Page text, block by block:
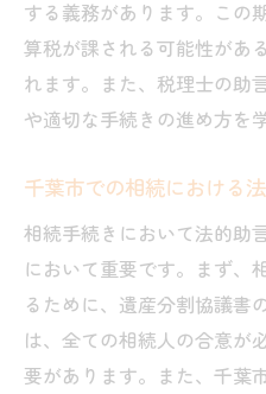
する義務があります。この
算税が課される可能性があ
れます。また、税理士の助
や適切な手続きの進め方を
千葉市での相続における
相続手続きにおいて法的助
において重要です。まず、
るために、遺産分割協議書
は、全ての相続人の合意が
要があります。また、千葉